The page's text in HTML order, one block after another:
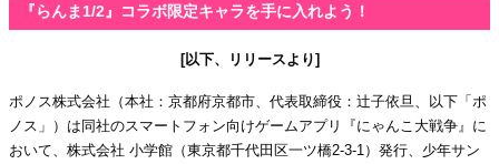
『らんま1/2』コラボ限定キャラを手に入れよう！
[以下、リリースより]
ポノス株式会社（本社：京都府京都市、代表取締役：辻子依旦、以下「ポ
ノス」）は同社のスマートフォン向けゲームアプリ『にゃんこ大戦争』に
おいて、株式会社 小学館（東京都千代田区一ツ橋2-3-1）発行、少年サン